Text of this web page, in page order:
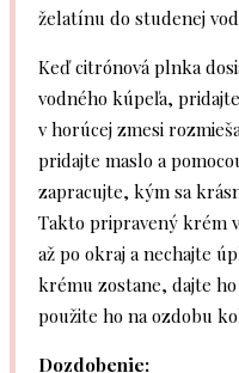
želatínu do studenej
Keď citrónová plnka
vodného kúpeľa,
v horúcej zmesi
pridajte maslo a
zapracujte, kým sa
Takto pripravený krém
až po okraj a nechajte
krému zostane, dajte
použite ho na ozdobu
Dozdobenie: